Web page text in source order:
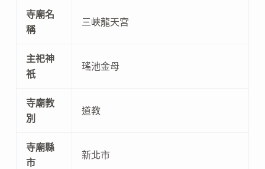
寺廟名
稱
三峽龍天宮
主祀神
祇
瑤池金母
寺廟教
別
道教
寺廟縣
市
新北市